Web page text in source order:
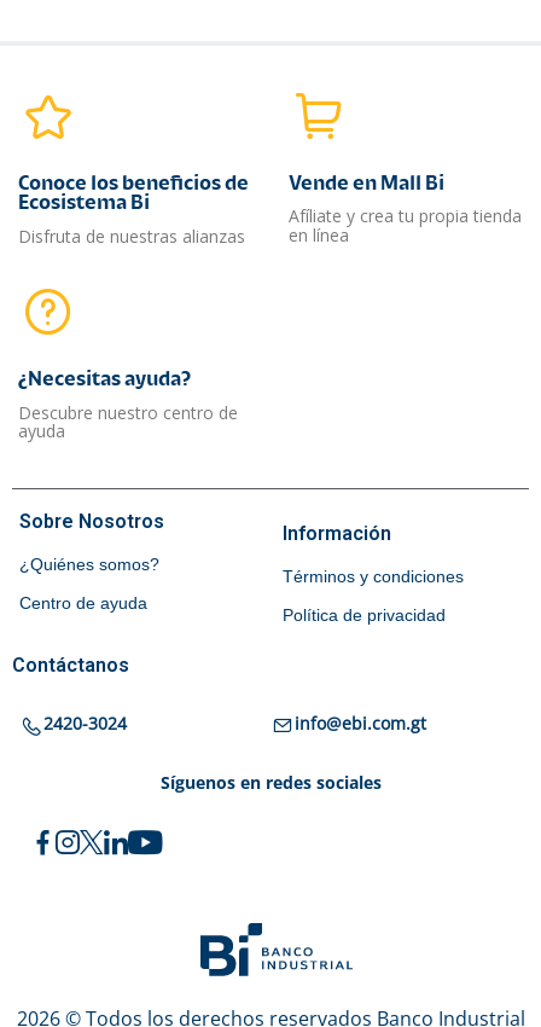
Conoce los beneficios de
Ecosistema Bi
Disfruta de nuestras alianzas
Vende en Mall Bi
Afíliate y crea tu propia tienda
en línea
¿Necesitas ayuda?​
Descubre nuestro centro de
ayuda
Sobre Nosotros
¿Quiénes somos?
Centro de ayuda
Información
Términos y condiciones
Política de privacidad
Contáctanos
2420-3024 info@ebi.com.gt
Síguenos en redes sociales
2026 © Todos los derechos reservados Banco Industrial